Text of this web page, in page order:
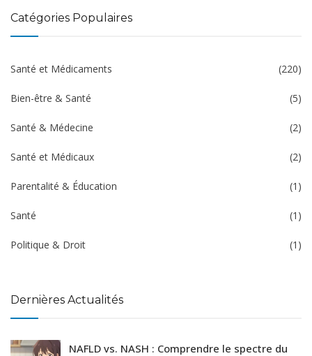
Catégories Populaires
Santé et Médicaments (220)
Bien-être & Santé (5)
Santé & Médecine (2)
Santé et Médicaux (2)
Parentalité & Éducation (1)
Santé (1)
Politique & Droit (1)
Dernières Actualités
NAFLD vs. NASH : Comprendre le spectre du